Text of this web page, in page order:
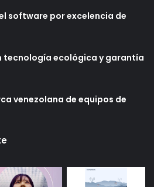
software por excelencia de
tecnología ecológica y garantía
venezolana de equipos de